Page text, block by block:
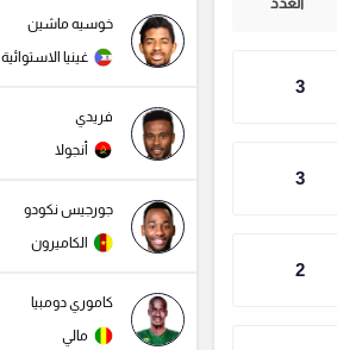
3
3
2
خوسيه ماشين
غينيا الاستوائية
فريدي
أنجولا
جورجيس نكودو
الكاميرون
كاموري دومبيا
مالي